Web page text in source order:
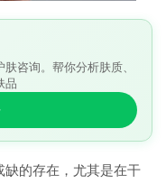
咨询。帮你分析肤质、
品
缺的存在，尤其是在干